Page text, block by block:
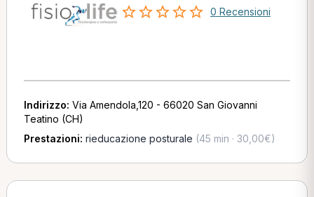
0 Recensioni
Indirizzo: Via Amendola,120 - 66020 San Giovanni
Teatino (CH)
Prestazioni: rieducazione posturale (45 min · 30,00€)